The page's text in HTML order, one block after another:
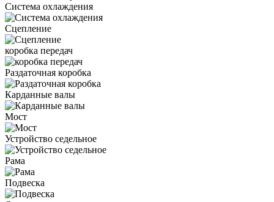
Система охлаждения
Сцепление
коробка передач
Раздаточная коробка
Карданные валы
Мост
Устройство седельное
Рама
Подвеска